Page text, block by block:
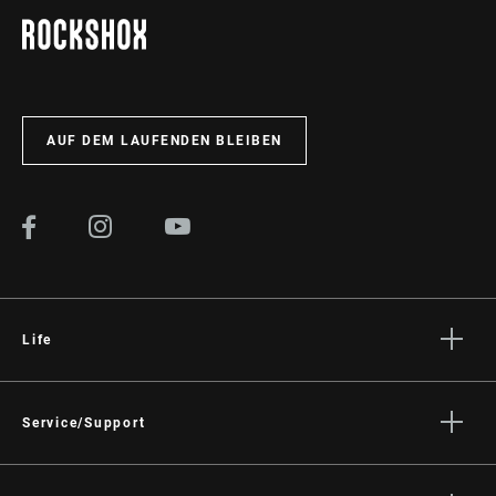
Einrichtung, Verwendung und Wartung der Komponenten
BESUCHEN SIE DIE PRODUKTSERVICE-SEITE
AUF DEM LAUFENDEN BLEIBEN
Life
Kultur
Service/Support